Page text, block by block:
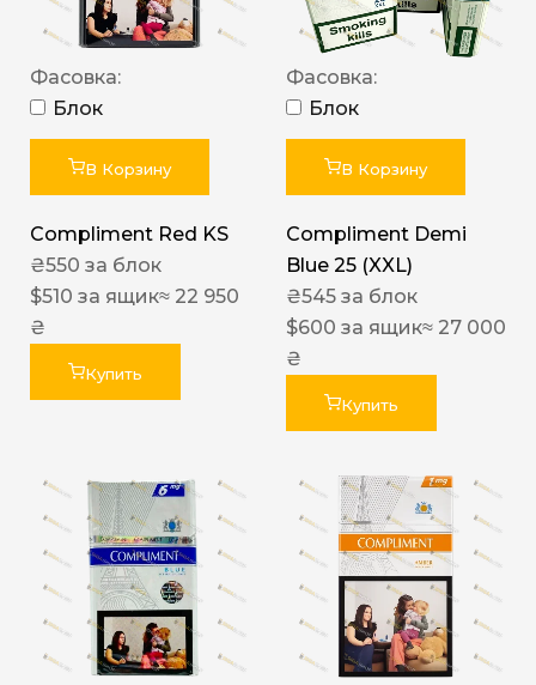
Фасовка:
Блок
В Корзину
Compliment Red KS
₴550 за блок
$510 за ящик≈ 22 950
₴
Купить
Фасовка:
Блок
В Корзину
Compliment Demi
Blue 25 (XXL)
₴545 за блок
$600 за ящик≈ 27 000
₴
Купить